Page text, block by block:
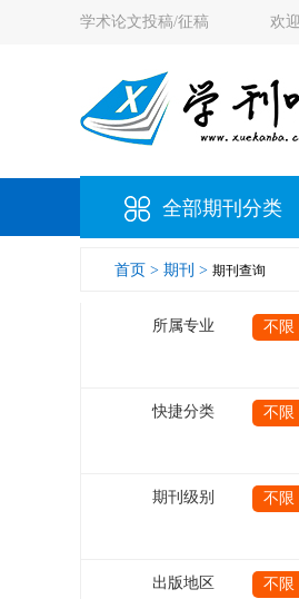
学术论文投稿/征稿 欢
全部期刊分类
首页 > 期刊 > 期刊查询
所属专业 不限
快捷分类 不限
期刊级别 不限
出版地区 不限